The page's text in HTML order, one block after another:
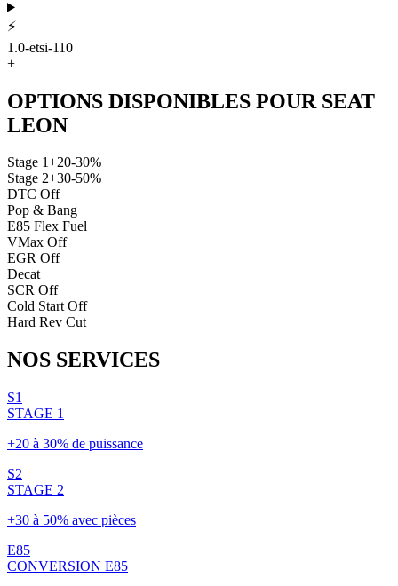
⚡
1.0-etsi-110
+
OPTIONS DISPONIBLES POUR SEAT
LEON
Stage 1+20-30%
Stage 2+30-50%
DTC Off
Pop & Bang
E85 Flex Fuel
VMax Off
EGR Off
Decat
SCR Off
Cold Start Off
Hard Rev Cut
NOS SERVICES
S1
STAGE 1
+20 à 30% de puissance
S2
STAGE 2
+30 à 50% avec pièces
E85
CONVERSION E85